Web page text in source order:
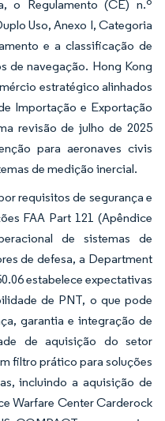
o Regulamento (CE) n.º
Uso, Anexo I, Categoria
e a classificação de
de navegação. Hong Kong
estratégico alinhados
Importação e Exportação
revisão de julho de 2025
para aeronaves civis
de medição inercial.
requisitos de segurança e
FAA Part 121 (Apêndice
de sistemas de
de defesa, a Department
estabelece expectativas
de PNT, o que pode
garantia e integração de
de aquisição do setor
filtro prático para soluções
incluindo a aquisição de
Warfare Center Carderock